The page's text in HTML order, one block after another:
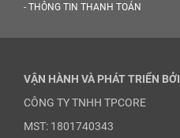
- THÔNG TIN THANH TOÁN
VẬN HÀNH VÀ PHÁT TRIỂN BỞI
CÔNG TY TNHH TPCORE
MST: 1801740343